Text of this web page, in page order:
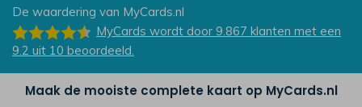
De waardering van MyCards.nl
MyCards wordt door 9.867 klanten met een
9.2 uit 10 beoordeeld.
Maak de mooiste complete kaart op MyCards.nl